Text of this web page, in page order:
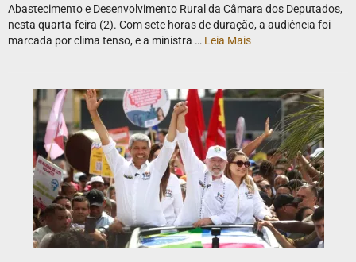
Abastecimento e Desenvolvimento Rural da Câmara dos Deputados,
nesta quarta-feira (2). Com sete horas de duração, a audiência foi
marcada por clima tenso, e a ministra … Leia Mais